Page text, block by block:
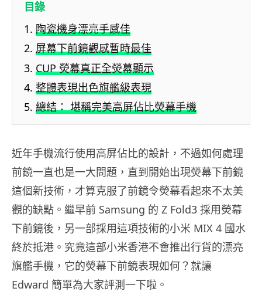
目錄
陶瓷機身漂亮手感佳
屏幕下前鏡觀感暫時最佳
CUP 熒幕真正全熒幕顯示
整體表現出色旗艦級表現
總結： 堪稱完美高屏佔比熒幕手機
近年手機流行使用高屏佔比的設計，不過如何處理
前鏡一直也是一大問題，直到開始出現熒幕下前鏡
這個新技術，才算克服了前鏡令熒幕看起來不太美
觀的缺點。繼早前 Samsung 的 Z Fold3 採用熒幕
下前鏡後，另一部採用這項技術的小米 MIX 4 國水
終於抵港。究竟這部小米香港不會推出行貨的漂亮
旗艦手機，它的熒幕下前鏡表現如何？就讓
Edward 簡單為大家評測一下啦。